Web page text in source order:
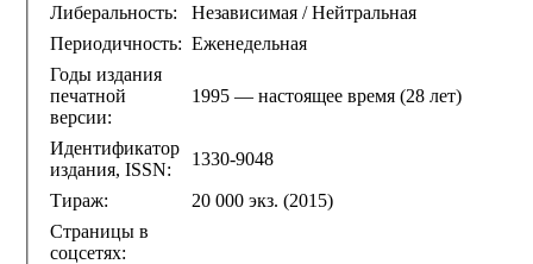
Либеральность:
Независимая / Нейтральная
Периодичность: Еженедельная
Годы издания
печатной
версии:
1995 — настоящее время (28 лет)
Идентификатор
издания, ISSN:
1330-9048
Тираж:
20 000 экз. (2015)
Страницы в
соцсетях: